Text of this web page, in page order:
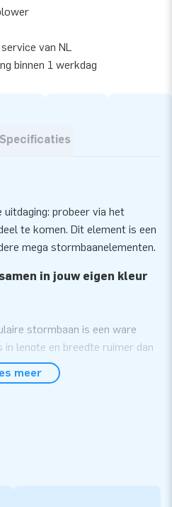
van NL
binnen 1 werkdag
Specificaties
uitdaging: probeer via het
te komen. Dit element is een
mega stormbaanelementen.
in jouw eigen kleur
stormbaan is een ware
lengte en breedte ruimer dan
je met z’n allen tegelijk de
modulaire
meer